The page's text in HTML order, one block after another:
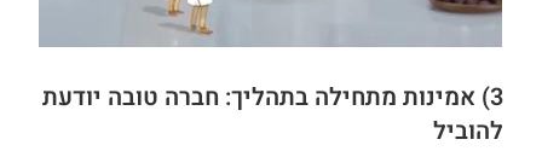
3) אמינות מתחילה בתהליך: חברה טובה יודעת
להוביל